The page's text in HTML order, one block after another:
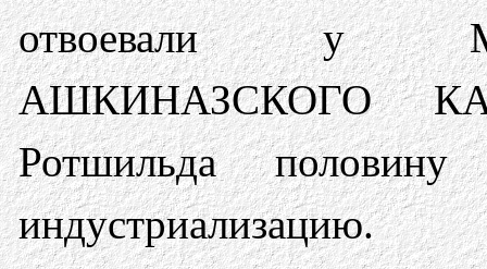
отвоевали у
АШКИНАЗСКОГО
Ротшильда
индустриализацию.